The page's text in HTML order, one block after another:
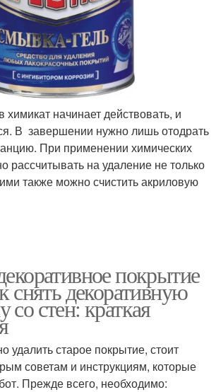
химикат начинает действовать, и
В завершении нужно лишь отодрать
При применении химических
рассчитывать на удаление не только
также можно счистить акриловую
покрытие
снять декоративную
со стен: краткая
удалить старое покрытие, стоит
советам и инструкциям, которые
Прежде всего, необходимо: